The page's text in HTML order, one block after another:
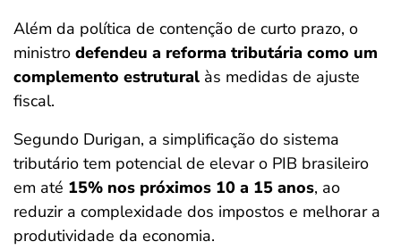
Além da política de contenção de curto prazo, o
ministro defendeu a reforma tributária como um
complemento estrutural às medidas de ajuste
fiscal.
Segundo Durigan, a simplificação do sistema
tributário tem potencial de elevar o PIB brasileiro
em até 15% nos próximos 10 a 15 anos, ao
reduzir a complexidade dos impostos e melhorar a
produtividade da economia.